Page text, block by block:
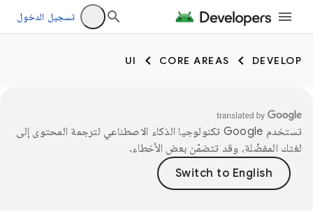
تسجيل الدخول
DEVELOP
CORE AREAS
UI
تستخدم Google تكنولوجيا الذكاء الاصطناعي لترجمة المحتوى إلى
لغتك المفضّلة، وقد تتضمّن بعض الأخطاء.